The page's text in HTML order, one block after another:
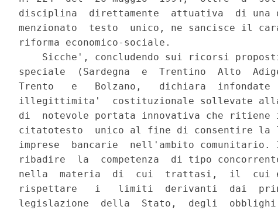
disciplina  direttamente  attuativa  di una
menzionato  testo  unico, ne sancisce il
riforma economico-sociale.
Sicche', concludendo sui ricorsi
speciale  (Sardegna  e  Trentino  Alto
Trento   e   Bolzano,   dichiara
illegittimita'  costituzionale sollevate
di  notevole portata innovativa che
citatotesto  unico al fine di consentire la
imprese  bancarie  nell'ambito
ribadire  la  competenza  di tipo
nella  materia  di  cui  trattasi,  il  cui
rispettare   i   limiti  derivanti  dai
legislazione  della  Stato,  degli